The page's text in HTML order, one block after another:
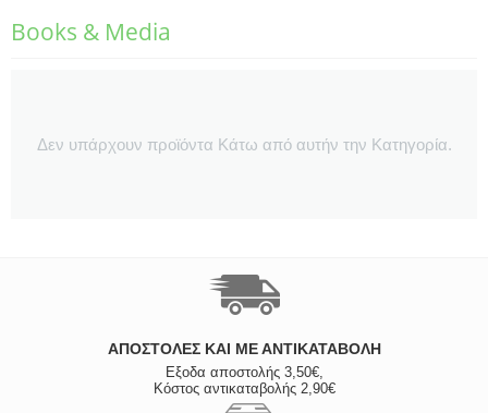
Books & Media
Δεν υπάρχουν προϊόντα Κάτω από αυτήν την Κατηγορία.
ΑΠΟΣΤΟΛΈΣ ΚΑΙ ΜΕ ΑΝΤΙΚΑΤΑΒΟΛΗ
Εξοδα αποστολής 3,50€,
Κόστος αντικαταβολής 2,90€